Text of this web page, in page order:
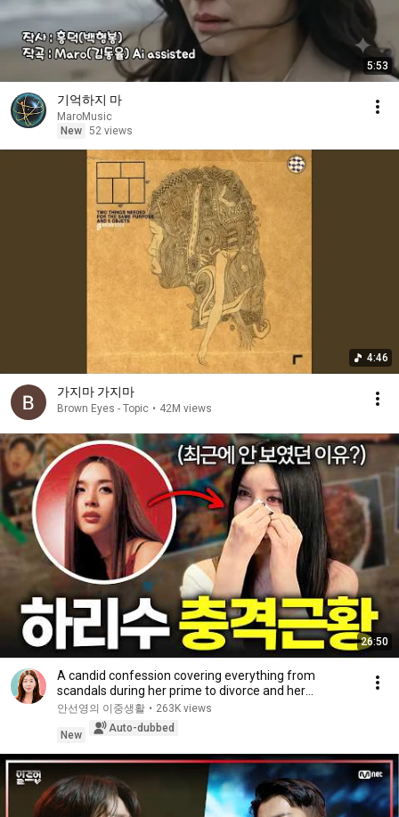
5:53
기억하지 마
MaroMusic
New 52 views
4:46
가지마 가지마
Brown Eyes - Topic • 42M views
26:50
A candid confession covering everything from
scandals during her prime to divorce and her
experie...
안선영의 이중생활 • 263K views
New
Auto-dubbed